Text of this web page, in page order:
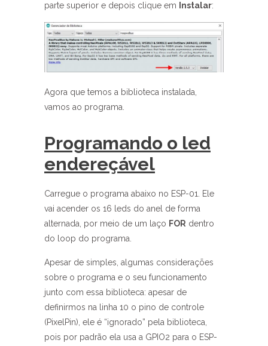
parte superior e depois clique em
Instalar:
Agora que temos a biblioteca instalada,
vamos ao programa.
Programando o led
endereçável
Carregue o programa abaixo no ESP-01. Ele
vai acender os 16 leds do anel de forma
alternada, por meio de um laço FOR dentro
do loop do programa.
Apesar de simples, algumas considerações
sobre o programa e o seu funcionamento
junto com essa biblioteca: apesar de
definirmos na linha 10 o pino de controle
(PixelPin), ele é “ignorado” pela biblioteca,
pois por padrão ela usa a GPIO2 para o ESP-